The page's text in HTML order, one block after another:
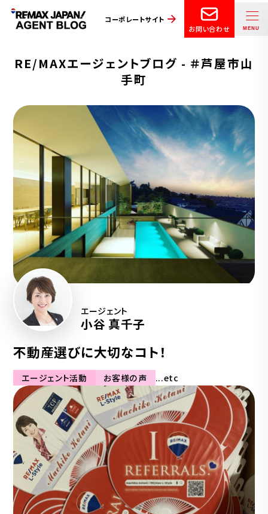
コーポレートサイト
お問い合わせ
RE/MAXエージェントブログ - ＃芦屋市山
手町
エージェント
小谷 真千子
不動産選びに大切なコト！
エージェント活動 お客様の声 ...etc